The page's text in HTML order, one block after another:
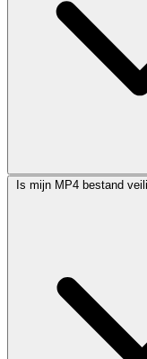
Is mijn MP4 bestand